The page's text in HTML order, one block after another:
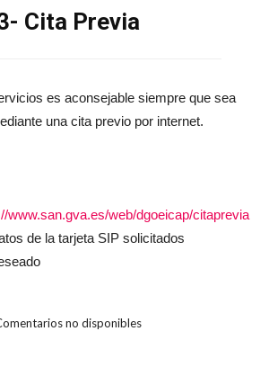
Cita Previa
es aconsejable siempre que sea
una cita previo por internet.
www.san.gva.es/web/dgoeicap/citaprevia
de la tarjeta SIP solicitados
no disponibles